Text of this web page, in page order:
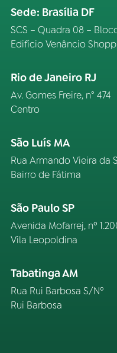
Sede: Brasília DF
SCS – Quadra 08 –
Edifício Venâncio
Rio de Janeiro RJ
Av. Gomes Freire, n° 474
Centro
São Luís MA
Rua Armando Vieira da
Bairro de Fátima
São Paulo SP
Avenida Mofarrej, nº
Vila Leopoldina
Tabatinga AM
Rua Rui Barbosa S/Nº
Rui Barbosa